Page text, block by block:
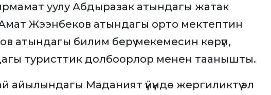
уулу Абдыразак атындагы жатак
Жээнбеков атындагы орто мектептин
атындагы билим берүү мекемесин көрүп,
туристтик долбоорлор менен таанышты.
Маданият үйүндө жергиликтүү эл